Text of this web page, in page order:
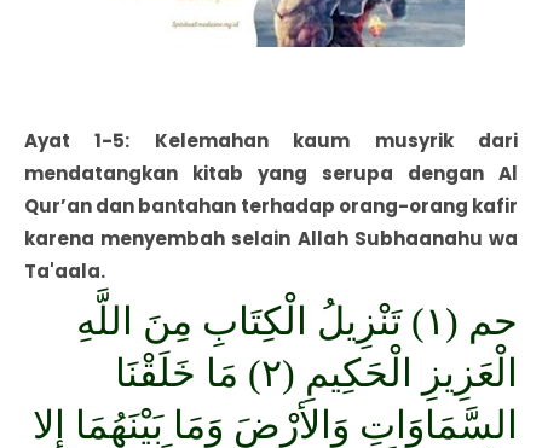
Ayat 1-5: Kelemahan kaum musyrik dari
mendatangkan kitab yang serupa dengan Al
Qur’an dan bantahan terhadap orang-orang kafir
karena menyembah selain Allah Subhaanahu wa
Ta'aala.
حم (١) تَنْزِيلُ الْكِتَابِ مِنَ اللَّهِ
الْعَزِيزِ الْحَكِيمِ (٢) مَا خَلَقْنَا
السَّمَاوَاتِ وَالأرْضَ وَمَا بَيْنَهُمَا إِلا